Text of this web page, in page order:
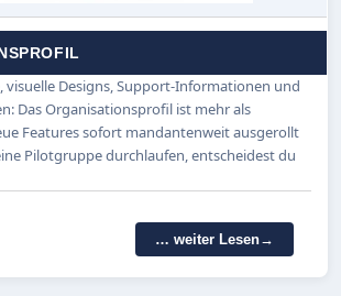
visuelle Designs, Support-Informationen und
Das Organisationsprofil ist mehr als
Features sofort mandantenweit ausgerollt
Pilotgruppe durchlaufen, entscheidest du
… weiter Lesen